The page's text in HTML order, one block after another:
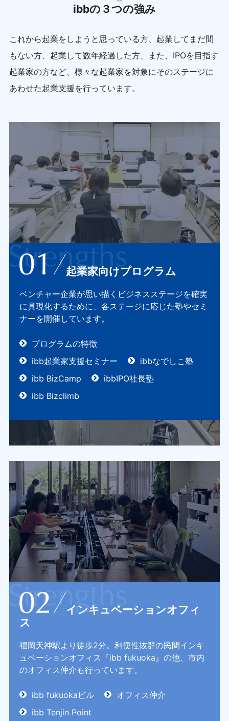
ibbの３つの強み
これから起業をしようと思っている方、起業してまだ間
もない方、起業して数年経過した方、
また、IPOを目指す
起業家の方など、様々な起業家を対象にそのステージに
あわせた起業支援を行っています。
起業家向けプログラム
ベンチャー企業が思い描くビジネスステージを確実
に具現化するために、各ステージに応じた塾やセミ
ナーを開催しています。
プログラムの特徴
ibb起業家支援セミナー
ibbなでしこ塾
ibb BizCamp
ibbIPO社長塾
ibb Bizclimb
インキュベーションオフィ
ス
福岡天神駅より徒歩2分。利便性抜群の民間インキ
ュベーションオフィス『ibb fukuoka』の他、市内
のオフィス仲介も行っています。
ibb fukuokaビル
オフィス仲介
ibb Tenjin Point